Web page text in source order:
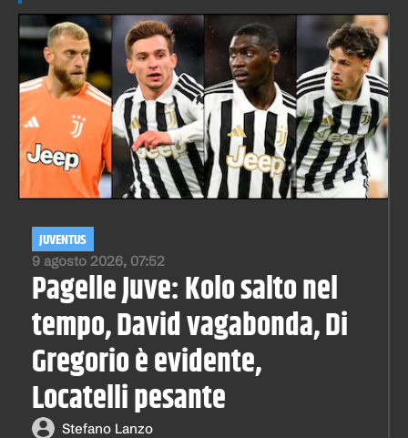
9 agosto 2026, 07:52
JUVENTUS
Pagelle Juve: Kolo salto nel
tempo, David vagabonda, Di
Gregorio è evidente,
Locatelli pesante
Stefano Lanzo